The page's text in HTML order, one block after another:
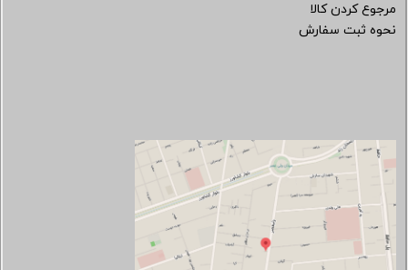
مرجوع کردن کالا
نحوه ثبت سفارش